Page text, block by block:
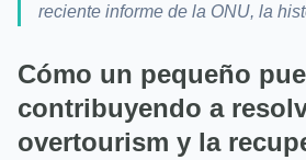
reciente informe de la ONU, la
Cómo un pequeño
contribuyendo a
overtourism y la